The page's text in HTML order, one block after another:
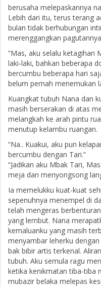
berusaha melepaskannya
Lebih dari itu, terus terang
bulan tidak berhubungan
merenggangkan
“Mas, aku selalu ketagihan
laki-laki, bahkan beberapa
bercumbu beberapa hari
belum pernah menemukan
Kuangkat tubuh Nana dan
masih berserakan di atas
melangkah ke arah pintu
menutup kelambu ruangan.
“Na.. Kuakui, aku pun
bercumbu dengan Tari.”
“Jadikan aku Mbak Tari,
meja dan menyongsong
Ia memelukku kuat-kuat
sepenuhnya menempel di
telah mengeras
yang lembut. Nana
kemaluanku yang masih
menyambar leherku
bak bibir artis terkenal.
tubuh. Aku semula ragu
ketika kenikmatan tiba-tiba
mubazir belaka melepas